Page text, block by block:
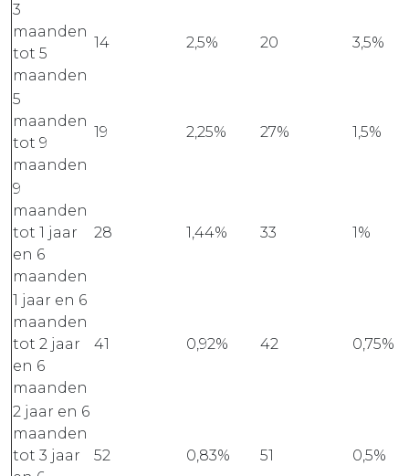
3
maanden
tot 5
maanden
14 2,5% 20 3,5%
5
maanden
tot 9
maanden
19 2,25% 27% 1,5%
9
maanden
tot 1 jaar
en 6
maanden
28 1,44% 33 1%
1 jaar en 6
maanden
tot 2 jaar
en 6
maanden
41 0,92% 42 0,75%
2 jaar en 6
maanden
tot 3 jaar
52 0,83% 51 0,5%